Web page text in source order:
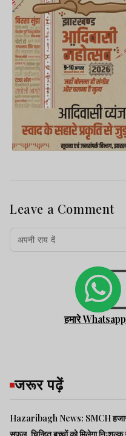
Leave a Comment
हमारे
जरूर पढ़ें
Hazaribagh News: SMCH